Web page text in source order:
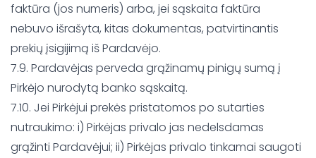
faktūra (jos numeris) arba, jei sąskaita faktūra
nebuvo išrašyta, kitas dokumentas, patvirtinantis
prekių įsigijimą iš Pardavėjo.
7.9. Pardavėjas perveda grąžinamų pinigų sumą į
Pirkėjo nurodytą banko sąskaitą.
7.10. Jei Pirkėjui prekės pristatomos po sutarties
nutraukimo: i) Pirkėjas privalo jas nedelsdamas
grąžinti Pardavėjui; ii) Pirkėjas privalo tinkamai saugoti